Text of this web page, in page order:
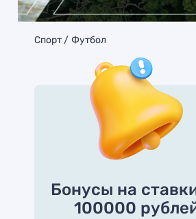
Спорт Футбол
Бонусы на
100000